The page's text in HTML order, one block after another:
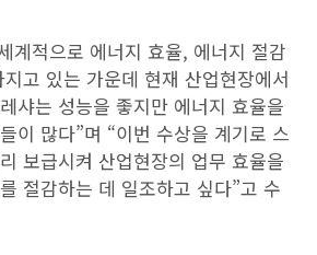
계적으로 에너지 효율, 에너지 절감
고 있는 가운데 현재 산업현장에서
샤는 성능을 좋지만 에너지 효율을
이 많다”며 “이번 수상을 계기로 스
보급시켜 산업현장의 업무 효율을
절감하는 데 일조하고 싶다”고 수